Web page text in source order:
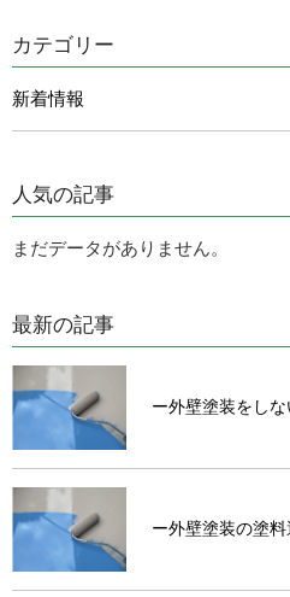
カテゴリー
新着情報
人気の記事
まだデータがありません。
最新の記事
ー外壁塗装をしな
ー外壁塗装の塗料